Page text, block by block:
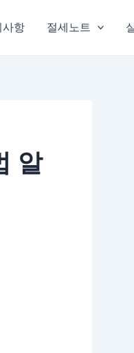
사항 절세노트
알